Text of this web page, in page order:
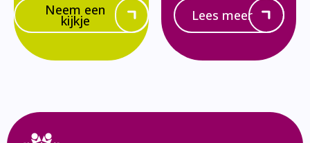
Neem een
kijkje Lees meer